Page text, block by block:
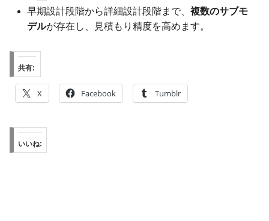
早期設計段階から詳細設計段階まで、複数のサブモ
デルが存在し、見積もり精度を高めます。
共有:
X Facebook Tumblr
いいね: